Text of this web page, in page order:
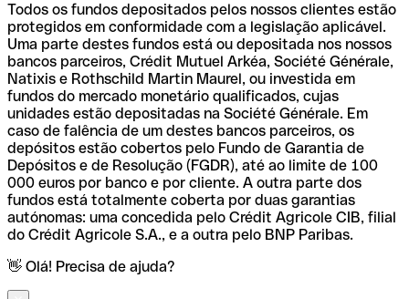
Todos os fundos depositados pelos nossos clientes estão
protegidos em conformidade com a legislação aplicável.
Uma parte destes fundos está ou depositada nos nossos
bancos parceiros, Crédit Mutuel Arkéa, Société Générale,
Natixis e Rothschild Martin Maurel, ou investida em
fundos do mercado monetário qualificados, cujas
unidades estão depositadas na Société Générale. Em
caso de falência de um destes bancos parceiros, os
depósitos estão cobertos pelo Fundo de Garantia de
Depósitos e de Resolução (FGDR), até ao limite de 100
000 euros por banco e por cliente. A outra parte dos
fundos está totalmente coberta por duas garantias
autónomas: uma concedida pelo Crédit Agricole CIB, filial
do Crédit Agricole S.A., e a outra pelo BNP Paribas.
👋 Olá! Precisa de ajuda?